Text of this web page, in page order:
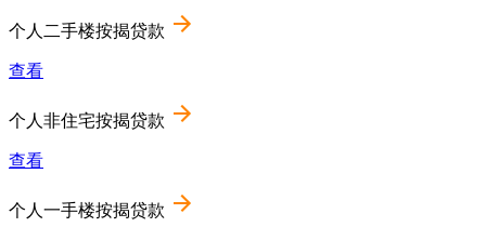
个人二手楼按揭贷款
查看
个人非住宅按揭贷款
查看
个人一手楼按揭贷款